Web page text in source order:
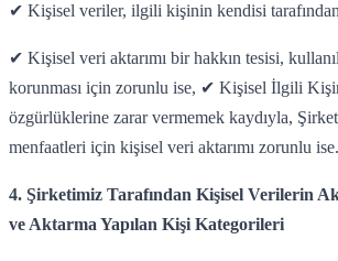
✔ Kişisel veriler, ilgili kişinin kendisi
✔ Kişisel veri aktarımı bir hakkın tesisi,
korunması için zorunlu ise, ✔ Kişisel İlgili
özgürlüklerine zarar vermemek kaydıyla,
menfaatleri için kişisel veri aktarımı zorunlu ise.
4. Şirketimiz Tarafından Kişisel Verilerin
ve Aktarma Yapılan Kişi Kategorileri